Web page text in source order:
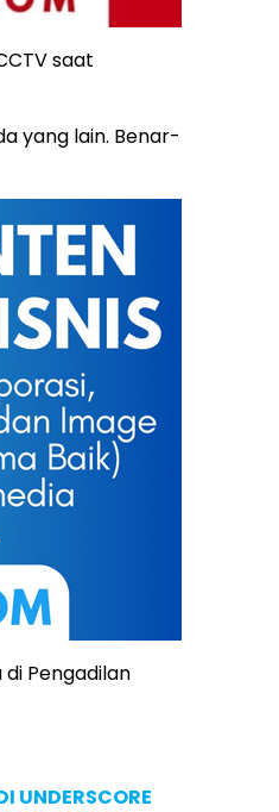
saat
yang lain. Benar-
Pengadilan
UNDERSCORE